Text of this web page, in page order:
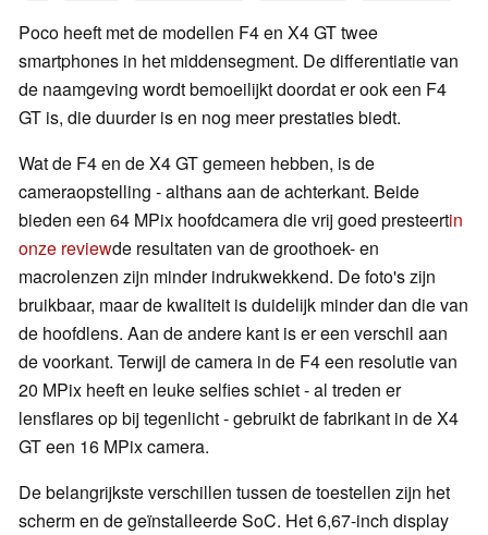
Poco heeft met de modellen F4 en X4 GT twee
smartphones in het middensegment. De differentiatie van
de naamgeving wordt bemoeilijkt doordat er ook een F4
GT is, die duurder is en nog meer prestaties biedt.
Wat de F4 en de X4 GT gemeen hebben, is de
cameraopstelling - althans aan de achterkant. Beide
bieden een 64 MPix hoofdcamera die vrij goed presteertin
onze reviewde resultaten van de groothoek- en
macrolenzen zijn minder indrukwekkend. De foto's zijn
bruikbaar, maar de kwaliteit is duidelijk minder dan die van
de hoofdlens. Aan de andere kant is er een verschil aan
de voorkant. Terwijl de camera in de F4 een resolutie van
20 MPix heeft en leuke selfies schiet - al treden er
lensflares op bij tegenlicht - gebruikt de fabrikant in de X4
GT een 16 MPix camera.
De belangrijkste verschillen tussen de toestellen zijn het
scherm en de geïnstalleerde SoC. Het 6,67-inch display